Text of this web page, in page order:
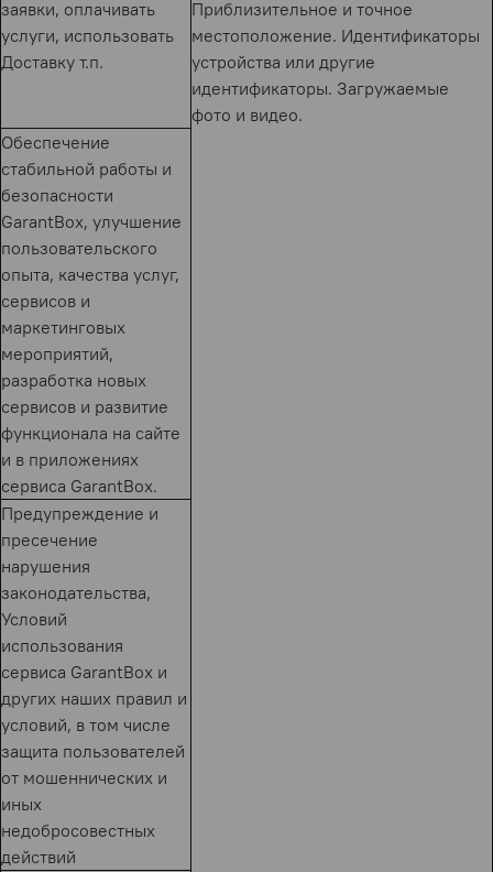
заявки, оплачивать
услуги, использовать
Доставку т.п.
Приблизительное и точное
местоположение. Идентификаторы
устройства или другие
идентификаторы. Загружаемые
фото и видео.
Обеспечение
стабильной работы и
безопасности
GarantBox, улучшение
пользовательского
опыта, качества услуг,
сервисов и
маркетинговых
мероприятий,
разработка новых
сервисов и развитие
функционала на сайте
и в приложениях
сервиса GarantBox.
Предупреждение и
пресечение
нарушения
законодательства,
Условий
использования
сервиса GarantBox и
других наших правил и
условий, в том числе
защита пользователей
от мошеннических и
иных
недобросовестных
действий